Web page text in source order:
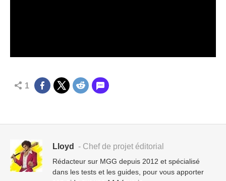
1
Lloyd - Chef de projet éditorial
Rédacteur sur MGG depuis 2012 et spécialisé
dans les tests et les guides, pour vous apporter